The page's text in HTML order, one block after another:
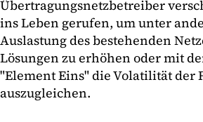
Übertragungsnetzbetreiber
ins Leben gerufen, um unter
Auslastung des bestehenden
Lösungen zu erhöhen oder mit
"Element Eins" die Volatilität der
auszugleichen.